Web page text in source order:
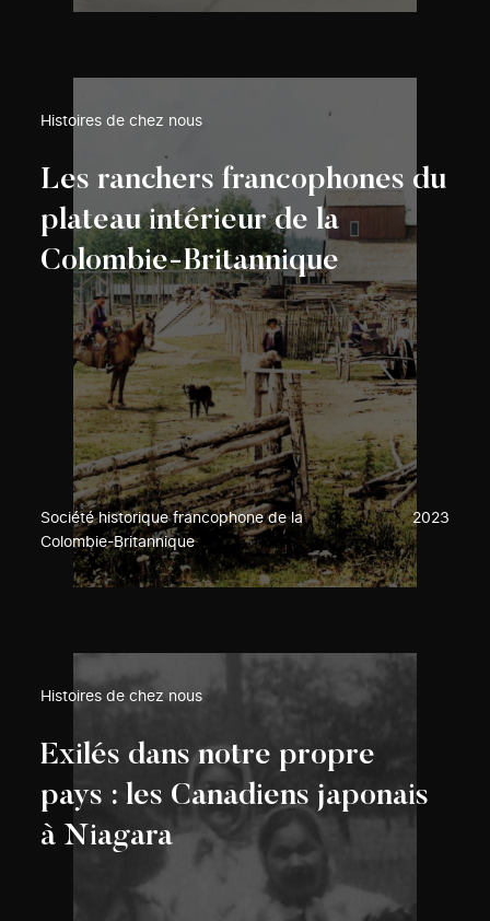
Histoires de chez nous
Les ranchers francophones du
plateau intérieur de la
Colombie-Britannique
Société historique francophone de la
Colombie-Britannique
2023
Histoires de chez nous
Exilés dans notre propre
pays : les Canadiens japonais
à Niagara